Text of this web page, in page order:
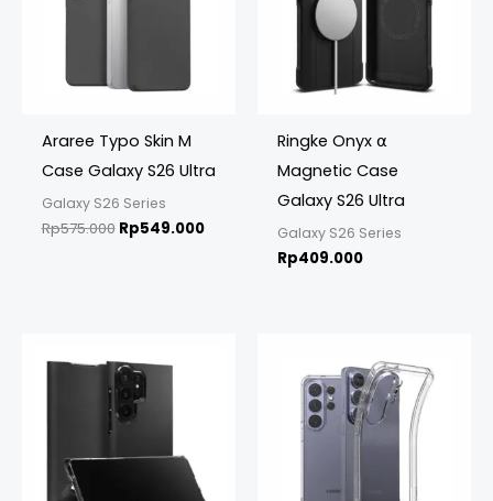
Araree Typo Skin M
Case Galaxy S26 Ultra
Galaxy S26 Series
Rp575.000 Rp549.000
Ringke Onyx ⍺
Magnetic Case
Galaxy S26 Ultra
Galaxy S26 Series
Rp409.000